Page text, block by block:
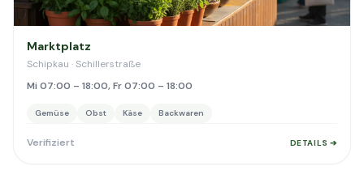
Marktplatz
Schipkau · Schillerstraße
Mi 07:00 – 18:00, Fr 07:00 – 18:00
Gemüse Obst Käse Backwaren
Verifiziert DETAILS ➔